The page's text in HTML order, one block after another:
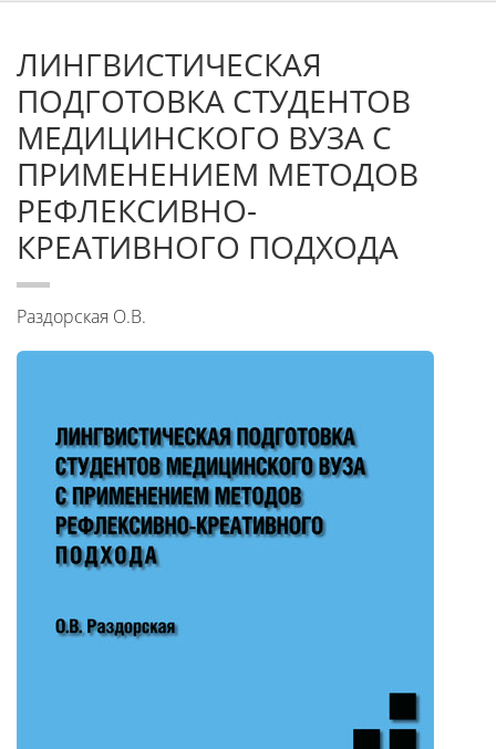
ЛИНГВИСТИЧЕСКАЯ
ПОДГОТОВКА СТУДЕНТОВ
МЕДИЦИНСКОГО ВУЗА С
ПРИМЕНЕНИЕМ МЕТОДОВ
РЕФЛЕКСИВНО-
КРЕАТИВНОГО ПОДХОДА
Раздорская О.В.